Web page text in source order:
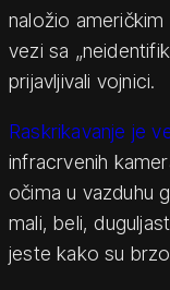
naložio
vezi sa
prijavljivali vojnici.
Raskrikavanje je
infracrvenih
očima u vazduhu
mali, beli,
jeste kako su